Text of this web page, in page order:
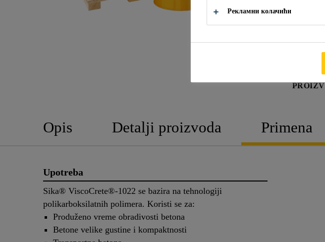
Beton je
Izuzetno
Opis Detalji proizvoda Primena
Upotreba
Sika® ViscoCrete®-1022 se bazira na tehnologiji
polikarboksilatnih polimera. Koristi se za:
Produženo vreme obradivosti betona
Betone velike gustine i kompaktnosti
Рекламни колачићи